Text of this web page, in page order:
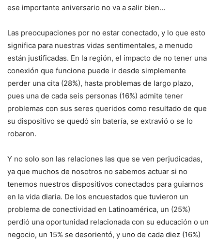
ese importante aniversario no va a salir bien…
Las preocupaciones por no estar conectado, y lo que esto
significa para nuestras vidas sentimentales, a menudo
están justificadas. En la región, el impacto de no tener una
conexión que funcione puede ir desde simplemente
perder una cita (28%), hasta problemas de largo plazo,
pues una de cada seis personas (16%) admite tener
problemas con sus seres queridos como resultado de que
su dispositivo se quedó sin batería, se extravió o se lo
robaron.
Y no solo son las relaciones las que se ven perjudicadas,
ya que muchos de nosotros no sabemos actuar si no
tenemos nuestros dispositivos conectados para guiarnos
en la vida diaria. De los encuestados que tuvieron un
problema de conectividad en Latinoamérica, un (25%)
perdió una oportunidad relacionada con su educación o un
negocio, un 15% se desorientó, y uno de cada diez (16%)